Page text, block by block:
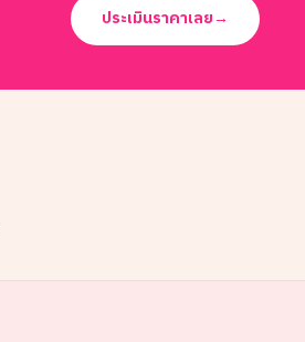
ประเมินราคาเลย→